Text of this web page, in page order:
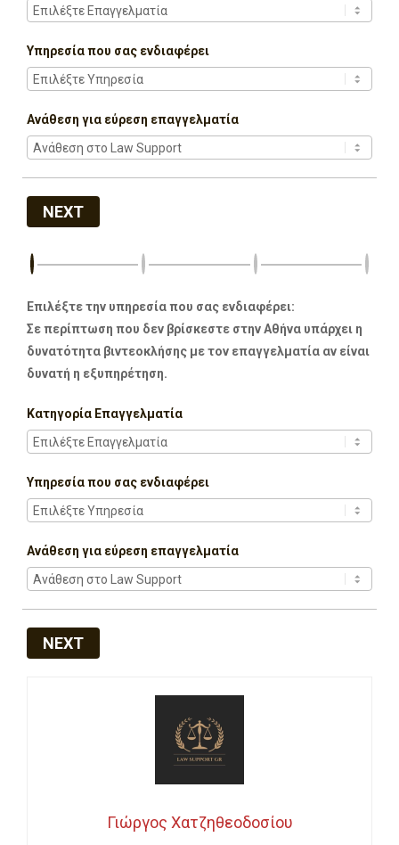
Υπηρεσία που σας ενδιαφέρει
Ανάθεση για εύρεση επαγγελματία
NEXT
Επιλέξτε την υπηρεσία που σας ενδιαφέρει:
Σε περίπτωση που δεν βρίσκεστε στην Αθήνα υπάρχει η
δυνατότητα βιντεοκλήσης με τον επαγγελματία αν είναι
δυνατή η εξυπηρέτηση.
Κατηγορία Επαγγελματία
Υπηρεσία που σας ενδιαφέρει
Ανάθεση για εύρεση επαγγελματία
NEXT
Γιώργος Χατζηθεοδοσίου